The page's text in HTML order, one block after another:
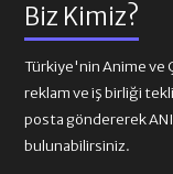
Biz Kimiz?
Türkiye'nin Anime ve
reklam ve iş birliği
posta göndererek
bulunabilirsiniz.